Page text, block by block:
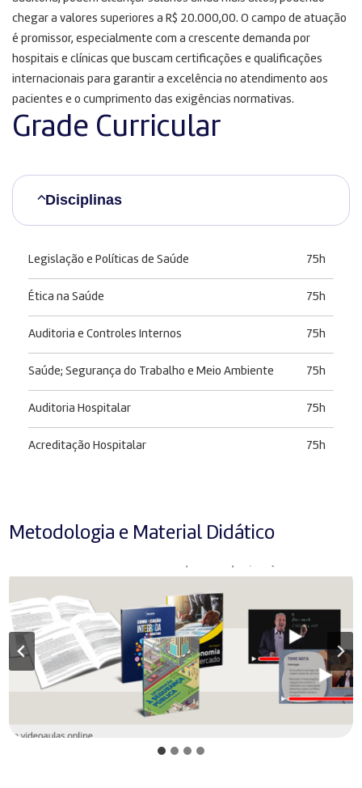
chegar a valores superiores a R$ 20.000,00. O campo de atuação
é promissor, especialmente com a crescente demanda por
hospitais e clínicas que buscam certificações e qualificações
internacionais para garantir a excelência no atendimento aos
pacientes e o cumprimento das exigências normativas.
Grade Curricular
Disciplinas
Legislação e Políticas de Saúde 75h
Ética na Saúde 75h
Auditoria e Controles Internos 75h
Saúde; Segurança do Trabalho e Meio Ambiente 75h
Auditoria Hospitalar 75h
Acreditação Hospitalar 75h
Metodologia e Material Didático